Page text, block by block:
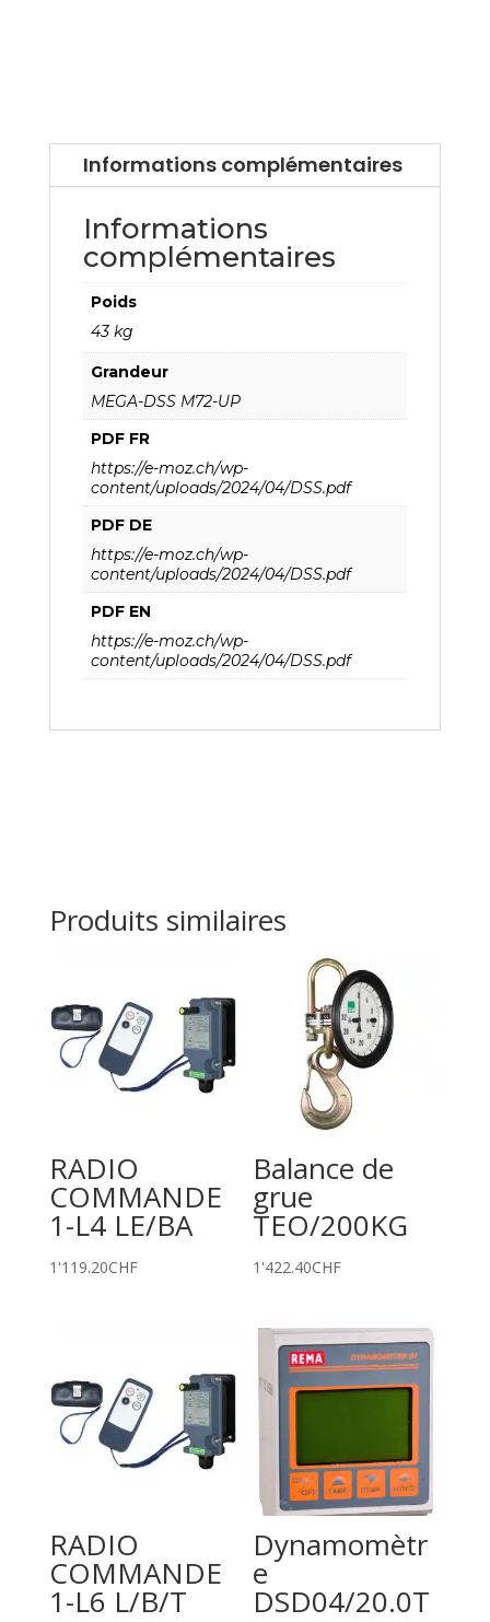
Informations complémentaires
Informations
complémentaires
Poids
43 kg
Grandeur
MEGA-DSS M72-UP
PDF FR
https://e-moz.ch/wp-
content/uploads/2024/04/DSS.pdf
PDF DE
https://e-moz.ch/wp-
content/uploads/2024/04/DSS.pdf
PDF EN
https://e-moz.ch/wp-
content/uploads/2024/04/DSS.pdf
Produits similaires
RADIO
COMMANDE
1-L4 LE/BA
1'119.20CHF
Balance de
grue
TEO/200KG
1'422.40CHF
RADIO
COMMANDE
1-L6 L/B/T
Dynamomètr
e
DSD04/20.0T